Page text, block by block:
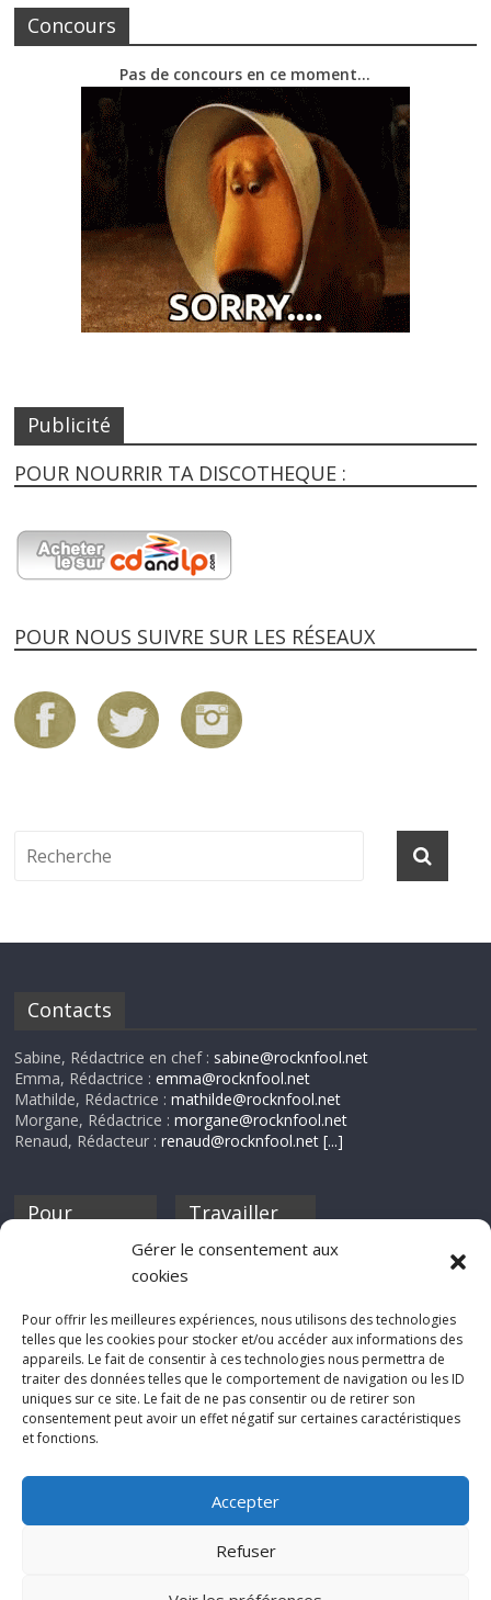
Gérer le consentement aux
cookies
Pour offrir les meilleures expériences, nous utilisons des technologies
telles que les cookies pour stocker et/ou accéder aux informations des
appareils. Le fait de consentir à ces technologies nous permettra de
traiter des données telles que le comportement de navigation ou les ID
uniques sur ce site. Le fait de ne pas consentir ou de retirer son
consentement peut avoir un effet négatif sur certaines caractéristiques
et fonctions.
Accepter
Refuser
Concours
Pas de concours en ce moment…
Publicité
POUR NOURRIR TA DISCOTHEQUE :
POUR NOUS SUIVRE SUR LES RÉSEAUX
Contacts
Sabine, Rédactrice en chef : sabine@rocknfool.net
Emma, Rédactrice :emma@rocknfool.net
Mathilde, Rédactrice :mathilde@rocknfool.net
Morgane, Rédactrice :morgane@rocknfool.net
Renaud, Rédacteur :renaud@rocknfool.net [...]
Pour
discothèque
Travailler
Si tu souhaites
Rocknfool, n'hésite
pas à nous envoyer
tes chroniques de
concerts, de films,
séries ou des billets
d'humeur :
net